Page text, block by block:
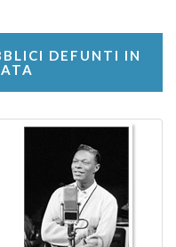
DEFUNTI IN